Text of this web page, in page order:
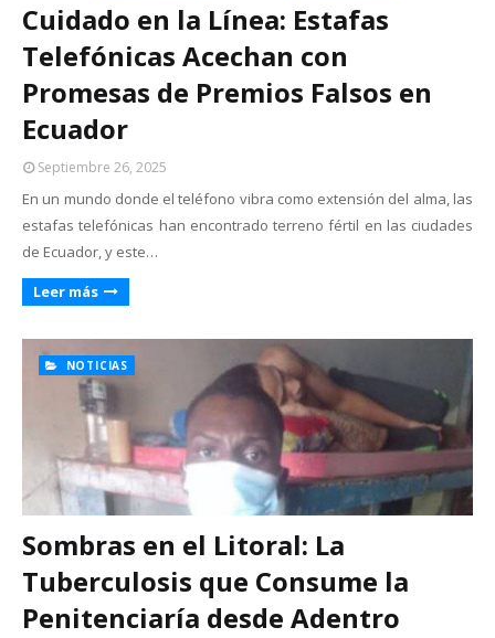
Cuidado en la Línea: Estafas
Telefónicas Acechan con
Promesas de Premios Falsos en
Ecuador
Septiembre 26, 2025
En un mundo donde el teléfono vibra como extensión del alma, las
estafas telefónicas han encontrado terreno fértil en las ciudades
de Ecuador, y este…
Leer más
NOTICIAS
Sombras en el Litoral: La
Tuberculosis que Consume la
Penitenciaría desde Adentro